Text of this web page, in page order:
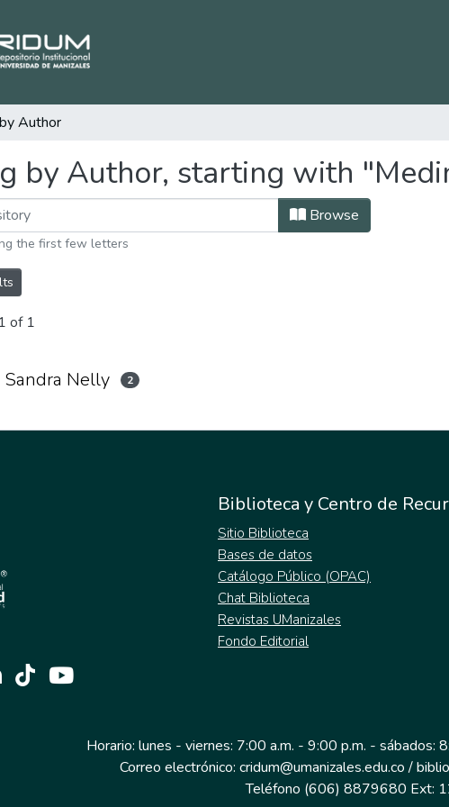
Author
by Author, starting with
Browse
the first few letters
of 1
Sandra Nelly 2
Biblioteca y Centro de
Sitio Biblioteca
Bases de datos
Catálogo Público (OPAC)
Chat Biblioteca
Revistas UManizales
Fondo Editorial
Horario: lunes - viernes: 7:00 a.m. - 9:00 p.m. - sábados:
Correo electrónico: cridum@umanizales.edu.co /
Teléfono (606) 8879680 Ext: